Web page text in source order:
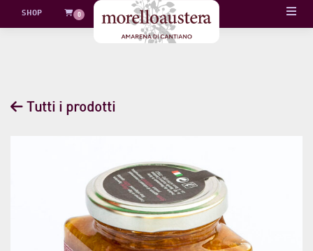
Skip
to
SHOP 0
Tutti i prodotti